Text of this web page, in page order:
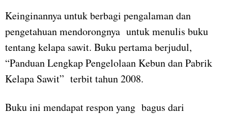
Keinginannya untuk berbagi pengalaman dan
pengetahuan mendorongnya untuk menulis buku
tentang kelapa sawit. Buku pertama berjudul,
“Panduan Lengkap Pengelolaan Kebun dan Pabrik
Kelapa Sawit” terbit tahun 2008.
Buku ini mendapat respon yang bagus dari